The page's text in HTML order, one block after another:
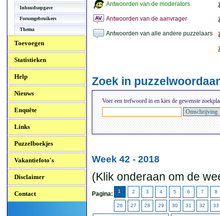
Inhoudsopgave
Forumgebruikers
Thema
Toevoegen
Statistieken
Help
Nieuws
Enquête
Links
Puzzelboekjes
Vakantiefoto's
Disclaimer
Contact
Antwoorden van de moderators
Antwoorden van de aanvrager
Antwoorden van alle andere puzzelaars
Zoek in
Voer een trefwoord in en kies de gewenste
Week 42 - 2018
(Klik onderaan om de
Pagina: 1 2 3 4 5 6 7 8
26 27 28 29 30 31 32 33